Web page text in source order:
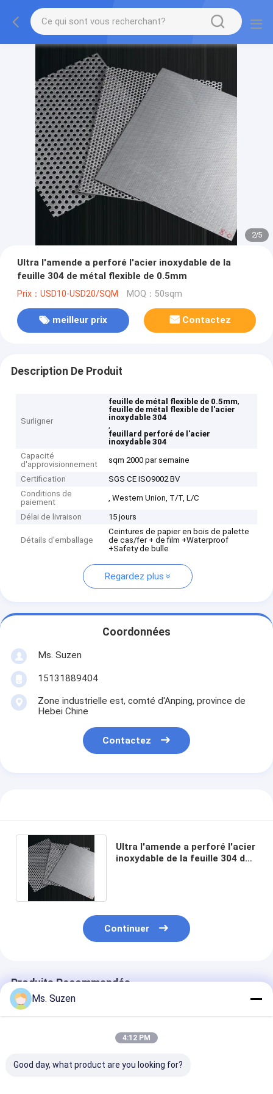
2/5
Ultra l'amende a perforé l'acier inoxydable de la
feuille 304 de métal flexible de 0.5mm
Prix：USD10-USD20/SQM MOQ：50sqm
meilleur prix Contactez
Description De Produit
Surligner
feuille de métal flexible de 0.5mm,
feuille de métal flexible de l'acier
inoxydable 304
,
feuillard perforé de l'acier
inoxydable 304
Capacité
d'approvisionnement
sqm 2000 par semaine
Certification
SGS CE ISO9002 BV
Conditions de
paiement
, Western Union, T/T, L/C
Délai de livraison 15 jours
Détails d'emballage
Ceintures de papier en bois de palette
de cas/fer + de film +Waterproof
+Safety de bulle
Regardez plus
Coordonnées
Ms. Suzen
15131889404
Zone industrielle est, comté d'Anping, province de
Hebei Chine
Contactez
Ultra l'amende a perforé l'acier
inoxydable de la feuille 304 de
Continuer
Produits Recommandés
Ms. Suzen
4:12 PM
Good day, what product are you looking for?